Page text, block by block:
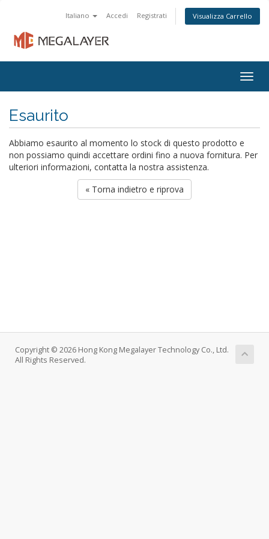
Italiano Accedi Registrati Visualizza Carrello
Esaurito
Abbiamo esaurito al momento lo stock di questo prodotto e
non possiamo quindi accettare ordini fino a nuova fornitura. Per
ulteriori informazioni, contatta la nostra assistenza.
« Torna indietro e riprova
Copyright © 2026 Hong Kong Megalayer Technology Co., Ltd.
All Rights Reserved.